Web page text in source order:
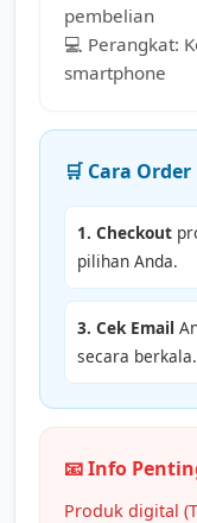
pembelian
💻 Perangkat:
smartphone
🛒 Cara Order
1. Checkout
pilihan Anda.
3. Cek Email
secara berkala.
📧 Info
Produk digital